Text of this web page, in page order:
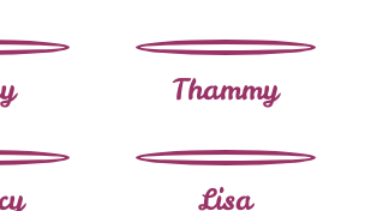
Thammy
Lisa